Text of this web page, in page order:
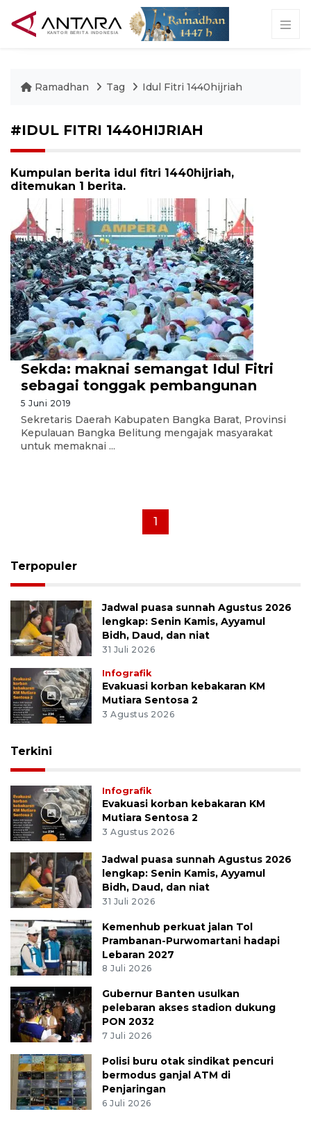
Ramadhan Tag Idul Fitri 1440hijriah
#IDUL FITRI 1440HIJRIAH
Kumpulan berita idul fitri 1440hijriah,
ditemukan 1 berita.
Sekda: maknai semangat Idul Fitri
sebagai tonggak pembangunan
5 Juni 2019
Sekretaris Daerah Kabupaten Bangka Barat, Provinsi
Kepulauan Bangka Belitung mengajak masyarakat
untuk memaknai ...
1
Terpopuler
Jadwal puasa sunnah Agustus 2026
lengkap: Senin Kamis, Ayyamul
Bidh, Daud, dan niat
31 Juli 2026
Infografik
Evakuasi korban kebakaran KM
Mutiara Sentosa 2
3 Agustus 2026
Terkini
Infografik
Evakuasi korban kebakaran KM
Mutiara Sentosa 2
3 Agustus 2026
Jadwal puasa sunnah Agustus 2026
lengkap: Senin Kamis, Ayyamul
Bidh, Daud, dan niat
31 Juli 2026
Kemenhub perkuat jalan Tol
Prambanan-Purwomartani hadapi
Lebaran 2027
8 Juli 2026
Gubernur Banten usulkan
pelebaran akses stadion dukung
PON 2032
7 Juli 2026
Polisi buru otak sindikat pencuri
bermodus ganjal ATM di
Penjaringan
6 Juli 2026